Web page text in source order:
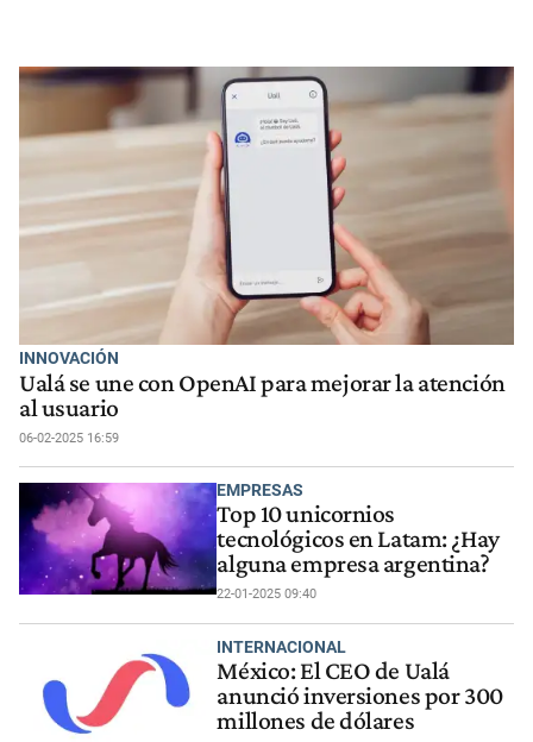
INNOVACIÓN
Ualá se une con OpenAI para mejorar la atención
al usuario
06-02-2025 16:59
EMPRESAS
Top 10 unicornios
tecnológicos en Latam: ¿Hay
alguna empresa argentina?
22-01-2025 09:40
INTERNACIONAL
México: El CEO de Ualá
anunció inversiones por 300
millones de dólares